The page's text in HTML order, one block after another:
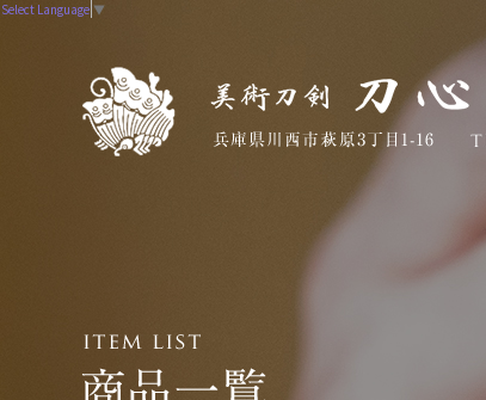
Select Language ▼